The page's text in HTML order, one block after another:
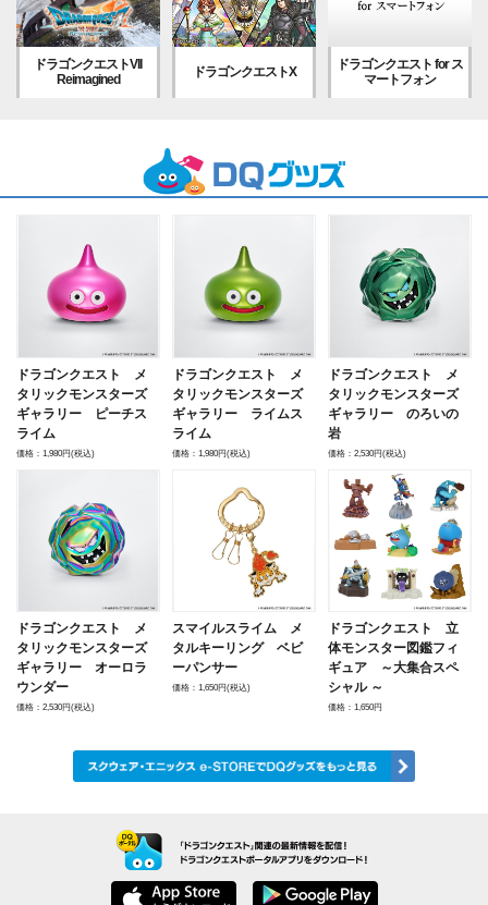
ドラゴンクエストVII
Reimagined
ドラゴンクエストX
ドラゴンクエスト for ス
マートフォン
ドラゴンクエスト メ
タリックモンスターズ
ギャラリー ピーチス
ライム
価格：1,980円(税込)
ドラゴンクエスト メ
タリックモンスターズ
ギャラリー ライムス
ライム
価格：1,980円(税込)
ドラゴンクエスト メ
タリックモンスターズ
ギャラリー のろいの
岩
価格：2,530円(税込)
ドラゴンクエスト メ
タリックモンスターズ
ギャラリー オーロラ
ウンダー
価格：2,530円(税込)
スマイルスライム メ
タルキーリング ベビ
ーパンサー
価格：1,650円(税込)
ドラゴンクエスト 立
体モンスター図鑑フィ
ギュア ～大集合スペ
シャル ～
価格：1,650円